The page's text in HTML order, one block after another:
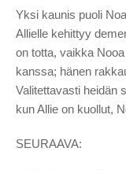
Yksi ​​kaunis puoli
Allielle kehittyy
on totta, vaikka
kanssa; hänen
Valitettavasti heidän
kun Allie on kuollut,
SEURAAVA: